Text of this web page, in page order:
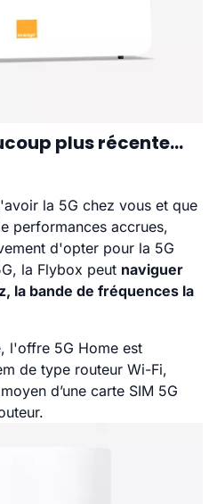
plus récente...
la 5G chez vous et que
performances accrues,
d'opter pour la 5G
la Flybox peut naviguer
la bande de fréquences la
l'offre 5G Home est
de type routeur Wi-Fi,
d’une carte SIM 5G